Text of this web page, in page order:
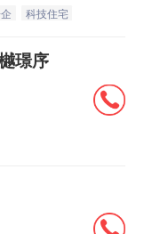
科技住宅
璟序